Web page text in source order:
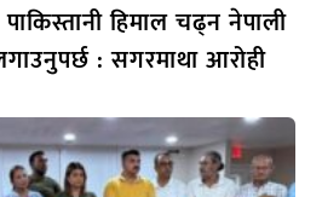
हिमाल चढ्न नेपाली
: सगरमाथा आरोही